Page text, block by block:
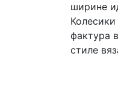
ширине
фактура
стиле